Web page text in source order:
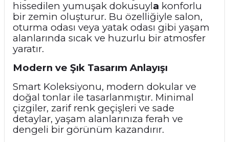
hissedilen yumuşak dokusuyla konforlu
bir zemin oluşturur. Bu özelliğiyle salon,
oturma odası veya yatak odası gibi yaşam
alanlarında sıcak ve huzurlu bir atmosfer
yaratır.
Modern ve Şık Tasarım Anlayışı
Smart Koleksiyonu, modern dokular ve
doğal tonlar ile tasarlanmıştır. Minimal
çizgiler, zarif renk geçişleri ve sade
detaylar, yaşam alanlarınıza ferah ve
dengeli bir görünüm kazandırır.